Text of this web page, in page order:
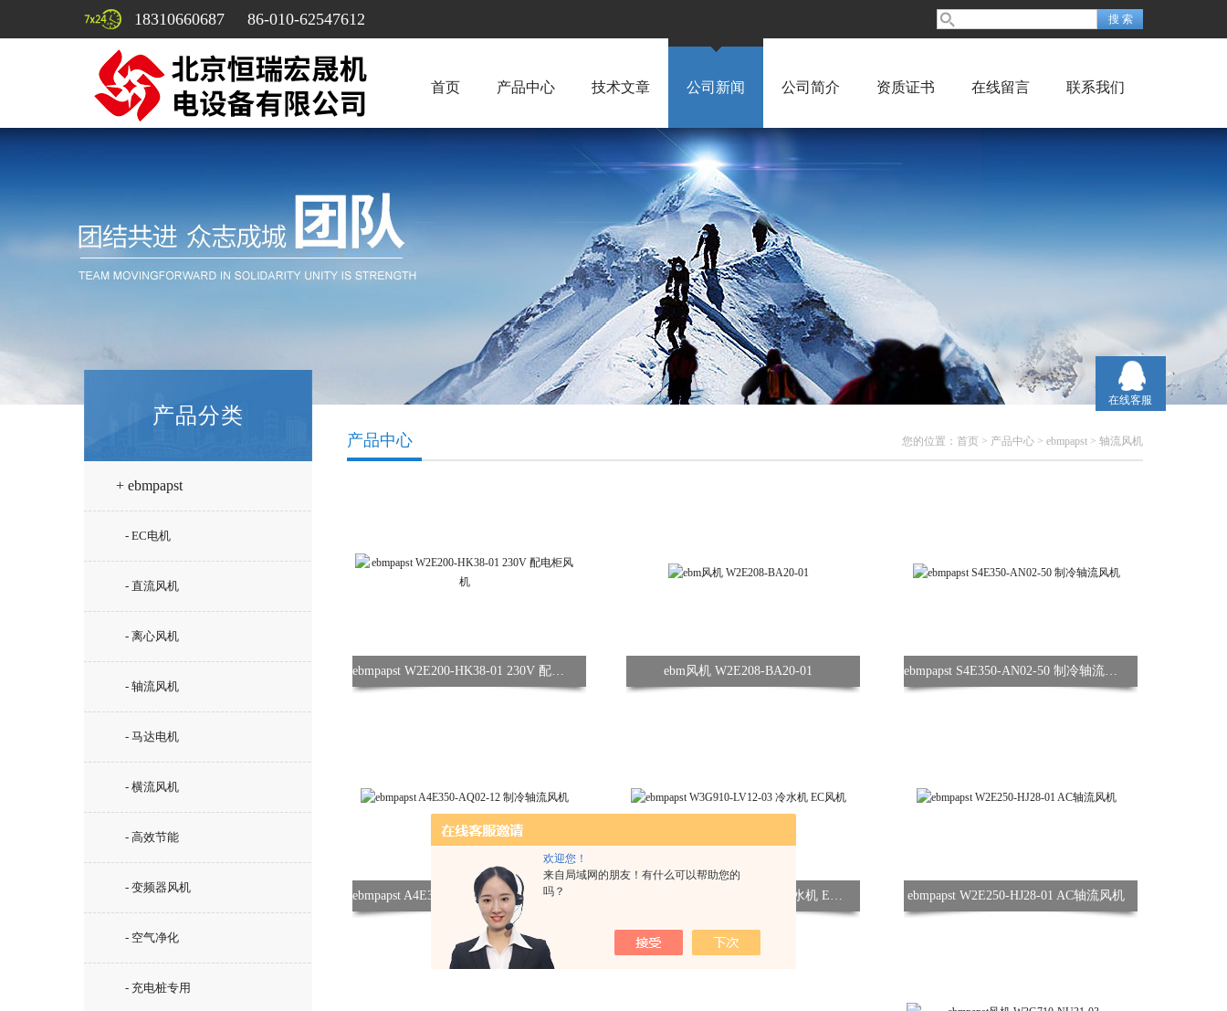
欢迎您！
来自局域网的朋友！有什么可以帮助您的
吗？
18310660687 86-010-62547612
首页 产品中心 技术文章 公司新闻 公司简介 资质证书 在线留言 联系我们
产品分类
+ ebmpapst
- EC电机
- 直流风机
- 离心风机
- 轴流风机
- 马达电机
- 横流风机
- 高效节能
- 变频器风机
- 空气净化
- 充电桩专用
您的位置： 首页 > 产品中心 > ebmpapst > 轴流风机
产品中心
ebmpapst W2E200-HK38-01 230V 配电柜风机 ebm风机 W2E208-BA20-01 ebmpapst S4E350-AN02-50 制冷轴流风机
ebmpapst A4E350-AQ02-12 制冷轴流风机 ebmpapst W3G910-LV12-03 冷水机 EC风机 ebmpapst W2E250-HJ28-01 AC轴流风机
在线客服